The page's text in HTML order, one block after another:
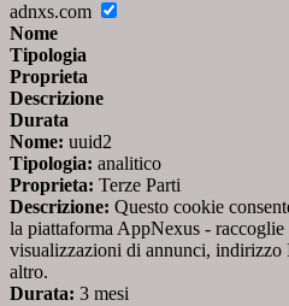
adnxs.com
Nome
Tipologia
Proprieta
Descrizione
Durata
Nome: uuid2
Tipologia: analitico
Proprieta: Terze Parti
Descrizione: Questo cookie
la piattaforma AppNexus -
visualizzazioni di annunci, indirizzo
altro.
Durata: 3 mesi